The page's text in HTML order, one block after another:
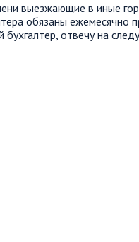
выезжающие в иные
обязаны ежемесячно
бухгалтер, отвечу на